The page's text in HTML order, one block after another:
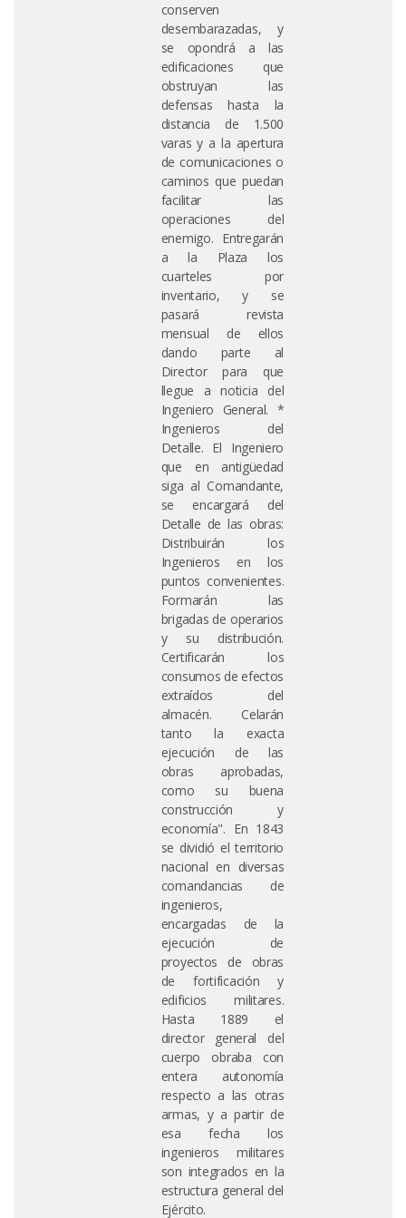
conserven
desembarazadas, y
se opondrá a las
edificaciones que
obstruyan las
defensas hasta la
distancia de 1.500
varas y a la apertura
de comunicaciones o
caminos que puedan
facilitar las
operaciones del
enemigo. Entregarán
a la Plaza los
cuarteles por
inventario, y se
pasará revista
mensual de ellos
dando parte al
Director para que
llegue a noticia del
Ingeniero General. *
Ingenieros del
Detalle. El Ingeniero
que en antigüedad
siga al Comandante,
se encargará del
Detalle de las obras:
Distribuirán los
Ingenieros en los
puntos convenientes.
Formarán las
brigadas de operarios
y su distribución.
Certificarán los
consumos de efectos
extraídos del
almacén. Celarán
tanto la exacta
ejecución de las
obras aprobadas,
como su buena
construcción y
economía". En 1843
se dividió el territorio
nacional en diversas
comandancias de
ingenieros,
encargadas de la
ejecución de
proyectos de obras
de fortificación y
edificios militares.
Hasta 1889 el
director general del
cuerpo obraba con
entera autonomía
respecto a las otras
armas, y a partir de
esa fecha los
ingenieros militares
son integrados en la
estructura general del
Ejército.